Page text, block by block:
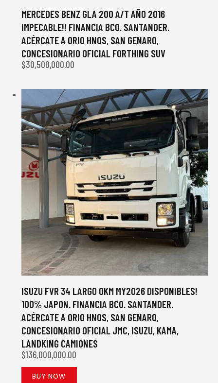
MERCEDES BENZ GLA 200 A/T AÑO 2016
IMPECABLE!! FINANCIA BCO. SANTANDER.
ACÉRCATE A ORIO HNOS, SAN GENARO,
CONCESIONARIO OFICIAL FORTHING SUV
$30,500,000.00
ISUZU FVR 34 LARGO 0KM MY2026 DISPONIBLES!
100% JAPON. FINANCIA BCO. SANTANDER.
ACÉRCATE A ORIO HNOS, SAN GENARO,
CONCESIONARIO OFICIAL JMC, ISUZU, KAMA,
LANDKING CAMIONES
$136,000,000.00
BUY NOW